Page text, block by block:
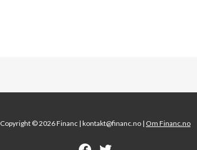
Copyright © 2026 Financ | kontakt@financ.no | Om Financ.no